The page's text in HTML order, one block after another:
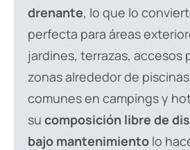
drenante, lo que lo
perfecta para áreas
jardines, terrazas, accesos
zonas alrededor de
comunes en campings y
su composición libre de
bajo mantenimiento lo